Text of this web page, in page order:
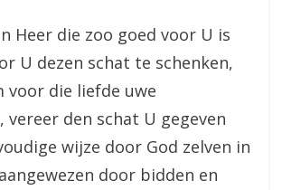
Heer die zoo goed voor U is
U dezen schat te schenken,
voor die liefde uwe
vereer den schat U gegeven
wijze door God zelven in
door bidden en